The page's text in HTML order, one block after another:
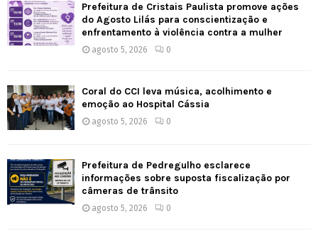
Prefeitura de Cristais Paulista promove ações
do Agosto Lilás para conscientização e
enfrentamento à violência contra a mulher
agosto 5, 2026 0
Coral do CCI leva música, acolhimento e
emoção ao Hospital Cássia
agosto 5, 2026 0
Prefeitura de Pedregulho esclarece
informações sobre suposta fiscalização por
câmeras de trânsito
agosto 5, 2026 0